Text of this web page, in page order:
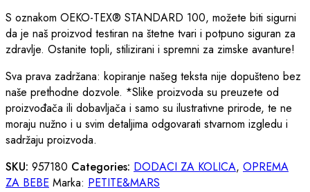
S oznakom OEKO-TEX® STANDARD 100, možete biti sigurni
da je naš proizvod testiran na štetne tvari i potpuno siguran za
zdravlje. Ostanite topli, stilizirani i spremni za zimske avanture!
Sva prava zadržana: kopiranje našeg teksta nije dopušteno bez
naše prethodne dozvole. *Slike proizvoda su preuzete od
proizvođača ili dobavljača i samo su ilustrativne prirode, te ne
moraju nužno i u svim detaljima odgovarati stvarnom izgledu i
sadržaju proizvoda.
SKU: 957180 Categories: DODACI ZA KOLICA, OPREMA
ZA BEBE Marka: PETITE&MARS